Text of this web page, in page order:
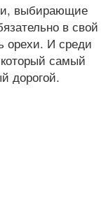
выбирающие
в свой
орехи. И среди
самый
дорогой.